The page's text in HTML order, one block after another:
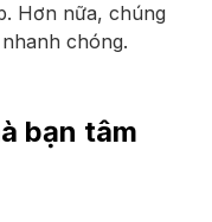
Hơn nữa, chúng
chóng.
bạn tâm